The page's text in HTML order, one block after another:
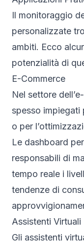
Il monitoraggio
personalizzate
ambiti. Ecco
potenzialità di
E-Commerce
Nel settore
spesso impiegati
o per
Le dashboard
responsabili di
tempo reale i
tendenze di
Assistenti Virtuali
Gli assistenti